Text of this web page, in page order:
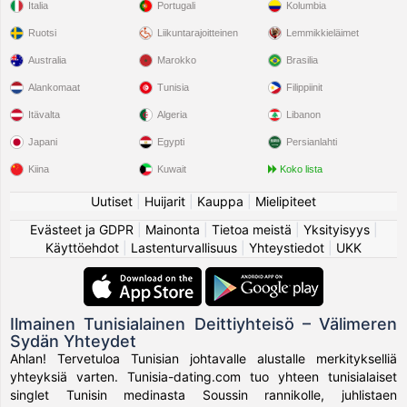
Kamilio88 tykkäsi käyttäjänHajerS profiilista
Kemais tykkäsi käyttäjän Sarounette profiilista
Kamilio88 tykkäsi käyttäjän profiilista
tykkäsi käyttäjän Douce42 profiilista
3 hrs
Kamilio88on kirjoittanut kommentin kuvaanDouce42
tykkäsi käyttäjänMirouchnaprofiilista
3 hrs
Anisblack tykkäsi käyttäjänMirouchnaprofiilista
3 hrs
Anisblack tykkäsi käyttäjän Yusrainee profiilista
Italia
Ruotsi
Portugali
Liikuntarajoitteinen
Kolumbia
Lemmikkieläimet
Australia
Alankomaat
Itävalta
Japani
Kiina
Marokko
Tunisia
Algeria
Egypti
Kuwait
Brasilia
Filippiinit
Libanon
Persianlahti
Koko lista
Uutiset Huijarit Kauppa
Mielipiteet
Evästeet ja GDPR
Mainonta Tietoa meistä Yksityisyys|
Käyttöehdot
Lastenturvallisuus Yhteystiedot UKK
Ilmainen Tunisialainen Deittiyhteisö – Välimeren
Sydän Yhteydet
Ahlan! Tervetuloa Tunisian johtavalle alustalle merkitykselliä
yhteyksiä varten. Tunisia-dating.com tuo yhteen tunisialaiset
singlet Tunisin medinasta Soussin rannikolle, juhlistaen